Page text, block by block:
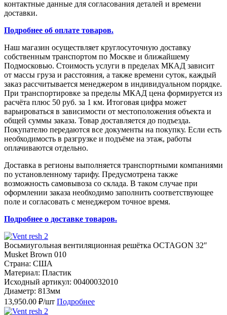
контактные данные для согласования деталей и времени
доставки.
Подробнее об оплате товаров.
Наш магазин осуществляет круглосуточную доставку
собственным транспортом по Москве и ближайшему
Подмосковью. Стоимость услуги в пределах МКАД зависит
от массы груза и расстояния, а также времени суток, каждый
заказ рассчитывается менеджером в индивидуальном порядке.
При транспортировке за пределы МКАД цена формируется из
расчёта плюс 50 руб. за 1 км. Итоговая цифра может
варьироваться в зависимости от местоположения объекта и
общей суммы заказа. Товар доставляется до подъезда.
Покупателю передаются все документы на покупку. Если есть
необходимость в разгрузке и подъёме на этаж, работы
оплачиваются отдельно.
Доставка в регионы выполняется транспортными компаниями
по установленному тарифу. Предусмотрена также
возможность самовывоза со склада. В таком случае при
оформлении заказа необходимо заполнить соответствующее
поле и согласовать с менеджером точное время.
Подробнее о доставке товаров.
Восьмиугольная вентиляционная решётка OCTAGON 32″
Musket Brown 010
Страна: США
Материал: Пластик
Исходный артикул: 00400032010
Диаметр: 813мм
13,950.00 ₽/шт Подробнее